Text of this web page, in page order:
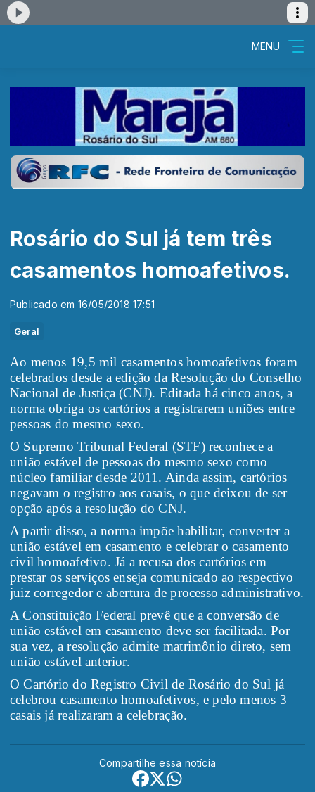
MENU
Rosário do Sul já tem três
casamentos homoafetivos.
Publicado em 16/05/2018 17:51
Geral
Ao menos 19,5 mil casamentos homoafetivos foram
celebrados desde a edição da Resolução do Conselho
Nacional de Justiça (CNJ). Editada há cinco anos, a
norma obriga os cartórios a registrarem uniões entre
pessoas do mesmo sexo.
O Supremo Tribunal Federal (STF) reconhece a
união estável de pessoas do mesmo sexo como
núcleo familiar desde 2011. Ainda assim, cartórios
negavam o registro aos casais, o que deixou de ser
opção após a resolução do CNJ.
A partir disso, a norma impõe habilitar, converter a
união estável em casamento e celebrar o casamento
civil homoafetivo. Já a recusa dos cartórios em
prestar os serviços enseja comunicado ao respectivo
juiz corregedor e abertura de processo administrativo.
A Constituição Federal prevê que a conversão de
união estável em casamento deve ser facilitada. Por
sua vez, a resolução admite matrimônio direto, sem
união estável anterior.
O Cartório do Registro Civil de Rosário do Sul já
celebrou casamento homoafetivos, e pelo menos 3
casais já realizaram a celebração.
Compartilhe essa notícia